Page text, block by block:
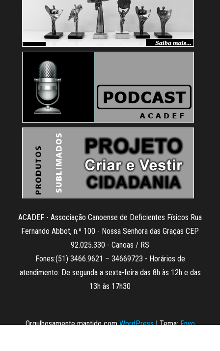
ACADEF - Associação Canoense de Deficientes Físicos Rua
Fernando Abbot, n.º 100 - Nossa Senhora das Graças CEP
92.025.330 - Canoas / RS
Fones:(51) 3466.9621 – 34669723 - Horários de
atendimento: De segunda a sexta-feira das 8h às 12h e das
13h às 17h30
Orgulhosamente mantido comWordPress |Tema:Envo